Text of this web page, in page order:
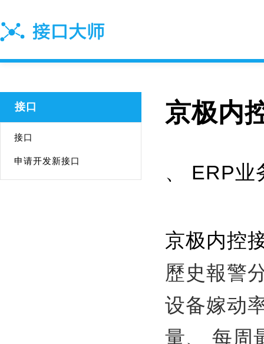
接口
接口
申请开发新接口
京极内
、 ERP业
京极内控
歷史報警
设备嫁动
量、 每周